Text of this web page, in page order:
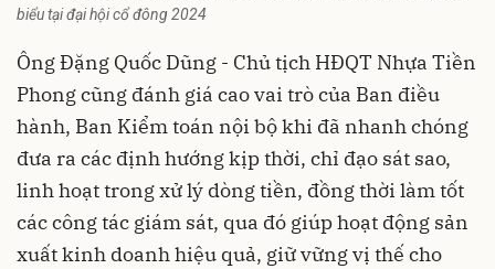
biểu tại đại hội cổ đông 2024
Ông Đặng Quốc Dũng - Chủ tịch HĐQT Nhựa Tiền
Phong cũng đánh giá cao vai trò của Ban điều
hành, Ban Kiểm toán nội bộ khi đã nhanh chóng
đưa ra các định hướng kịp thời, chỉ đạo sát sao,
linh hoạt trong xử lý dòng tiền, đồng thời làm tốt
các công tác giám sát, qua đó giúp hoạt động sản
xuất kinh doanh hiệu quả, giữ vững vị thế cho